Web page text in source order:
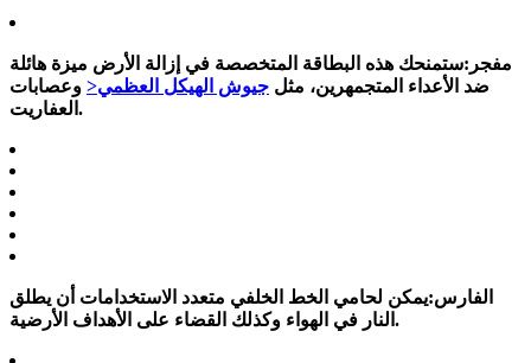
مفجر:ستمنحك هذه البطاقة المتخصصة في إزالة الأرض ميزة هائلة
ضد الأعداء المتجمهرين، مثل جيوش الهيكل العظمي< وعصابات
العفاريت.
الفارس:يمكن لحامي الخط الخلفي متعدد الاستخدامات أن يطلق
النار في الهواء وكذلك القضاء على الأهداف الأرضية.